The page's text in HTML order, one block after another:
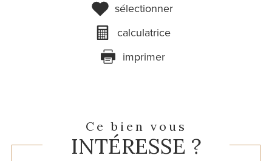
sélectionner
calculatrice
imprimer
Ce bien vous
INTÉRESSE ?